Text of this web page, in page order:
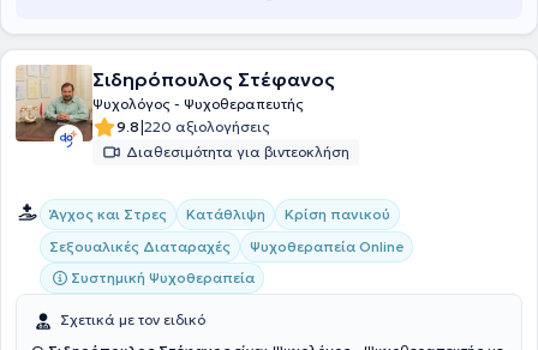
Σιδηρόπουλος Στέφανος
Ψυχολόγος - Ψυχοθεραπευτής
9.8|220 αξιολογήσεις
Διαθεσιμότητα για βιντεοκλήση
Άγχος και Στρες Κατάθλιψη
Κρίση πανικού
Σεξουαλικές Διαταραχές
Ψυχοθεραπεία Online
Συστημική Ψυχοθεραπεία
Σχετικά με τον ειδικό